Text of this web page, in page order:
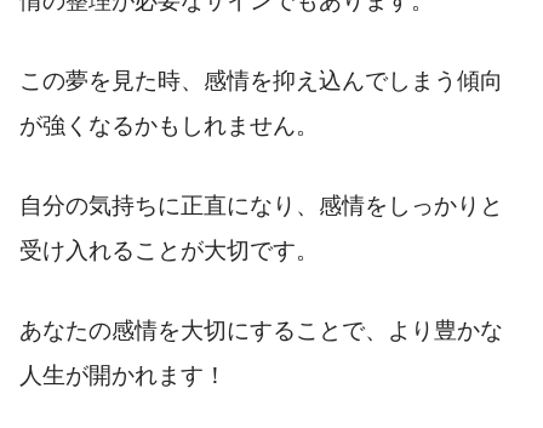
この夢を見た時、感情を抑え込んでしまう傾向
が強くなるかもしれません。
自分の気持ちに正直になり、感情をしっかりと
受け入れることが大切です。
あなたの感情を大切にすることで、より豊かな
人生が開かれます！